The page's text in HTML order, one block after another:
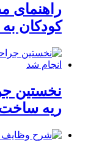
کودکان
نخستین
ریه ساخت